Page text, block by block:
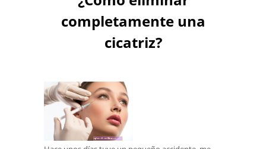
completamente una
cicatriz?